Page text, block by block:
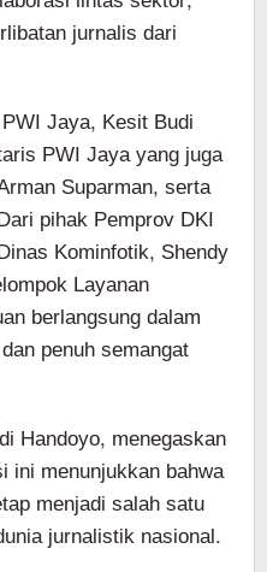
jurnalis dari
Jaya, Kesit Budi
PWI Jaya yang juga
Suparman, serta
pihak Pemprov DKI
Kominfotik, Shendy
Layanan
berlangsung dalam
penuh semangat
Handoyo, menegaskan
ini menunjukkan bahwa
menjadi salah satu
jurnalistik nasional.